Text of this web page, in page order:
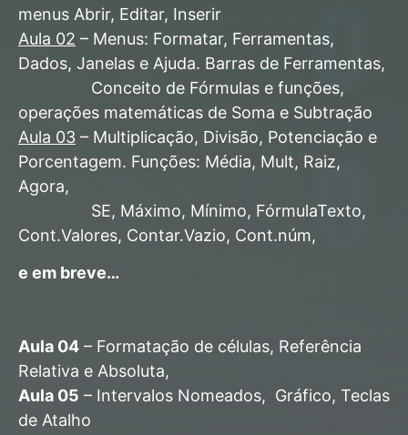
menus Abrir, Editar, Inserir
Aula 02 – Menus: Formatar, Ferramentas,
Dados, Janelas e Ajuda. Barras de Ferramentas,
Conceito de Fórmulas e funções,
operações matemáticas de Soma e Subtração
Aula 03 – Multiplicação, Divisão, Potenciação e
Porcentagem. Funções: Média, Mult, Raiz,
Agora,
SE, Máximo, Mínimo, FórmulaTexto,
Cont.Valores, Contar.Vazio, Cont.núm,
e em breve…
Aula 04 – Formatação de células, Referência
Relativa e Absoluta,
Aula 05 – Intervalos Nomeados, Gráfico, Teclas
de Atalho